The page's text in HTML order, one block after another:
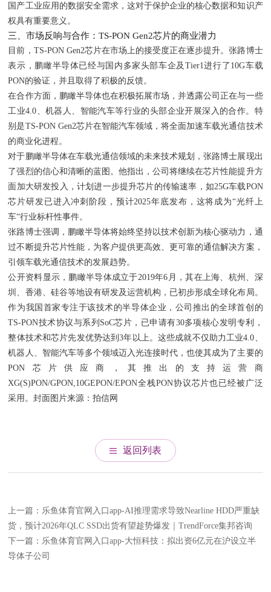
国产工业应用的数据安全需求，这对于保护企业的核心数据和知识产
权具有重要意义。
三、市场反响与合作：TS-PON Gen2芯片的商业潜力
目前，TS-PON Gen2芯片在市场上的接受度正在逐步提升。张路博士
表示，鹏瞰半导体已经与国内多家头部车企及Tier1进行了10G车载
PON的验证，并且取得了积极的反馈。
在合作方面，鹏瞰半导体也在积极拓展市场，并透露公司正在与一些
工业4.0、机器人、智能汽车等行业的头部企业开展深入的合作。特
别是TS-PON Gen2芯片在智能汽车领域，将全面加速车载光通信技术
的商业化进程。
对于鹏瞰半导体在车载光通信领域的未来技术规划，张路博士展现出
了强烈的信心和清晰的蓝图。他指出，公司将继续在芯片性能提升方
面加大研发投入，计划进一步提升芯片的传输速率，如25G车载PON
芯片研发已进入冲刺阶段，预计2025年底发布，这将成为“光纤上
车“行业标杆性事件。
张路博士强调，鹏瞰半导体将始终坚持以技术创新为核心驱动力，通
过不断提升芯片性能，为客户提供更高效、更可靠的通信解决方案，
引领车载光通信技术的发展趋势。
公开资料显示，鹏瞰半导体成立于2019年6月，其在上海、杭州、深
圳、香港、硅谷等地设有研发及运营机构，已初步形成全球化布局。
作为我国首家专注于该技术的半导体企业，公司推出的全球首创的
TS-PON技术协议与系列SoC芯片，已申请有30多项核心发明专利，
整体技术和芯片先发优势达到3年以上。这些成就不仅助力工业4.0、
机器人、智能汽车等多个领域迈入光连接时代，也使其成为了主要的
PON芯片供应商，其推出的支持运营商
XG(S)PON/GPON,10GEPON/EPON全栈PON协议芯片也已经被广泛
采用。封面图片来源：拍信网
返回列表
上一篇：乐鱼体育官网入口app-AI推理需求导致Nearline HDD严重缺
货，预计2026年QLC SSD出货有望趁势爆发｜TrendForce集邦咨询
下一篇：乐鱼体育官网入口app-大恒科技：拟出资6亿元在沪设立半
导体子公司